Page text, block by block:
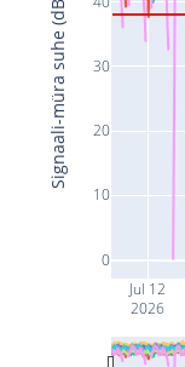
Jul 12
2026
0
10
20
30
Signaali-müra suhe (dB)